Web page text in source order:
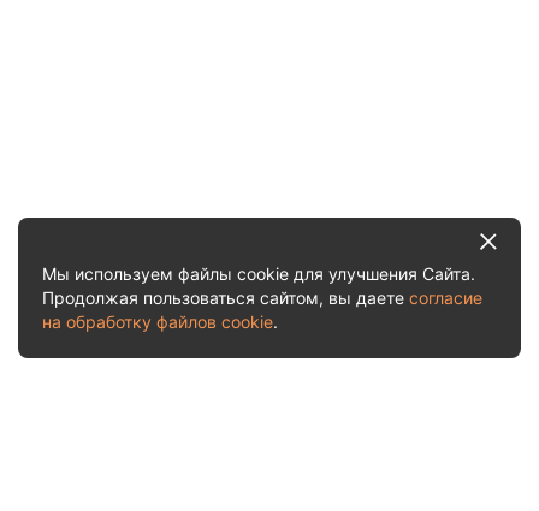
Мы используем файлы cookie для улучшения Сайта.
Продолжая пользоваться сайтом, вы даете согласие
на обработку файлов cookie.